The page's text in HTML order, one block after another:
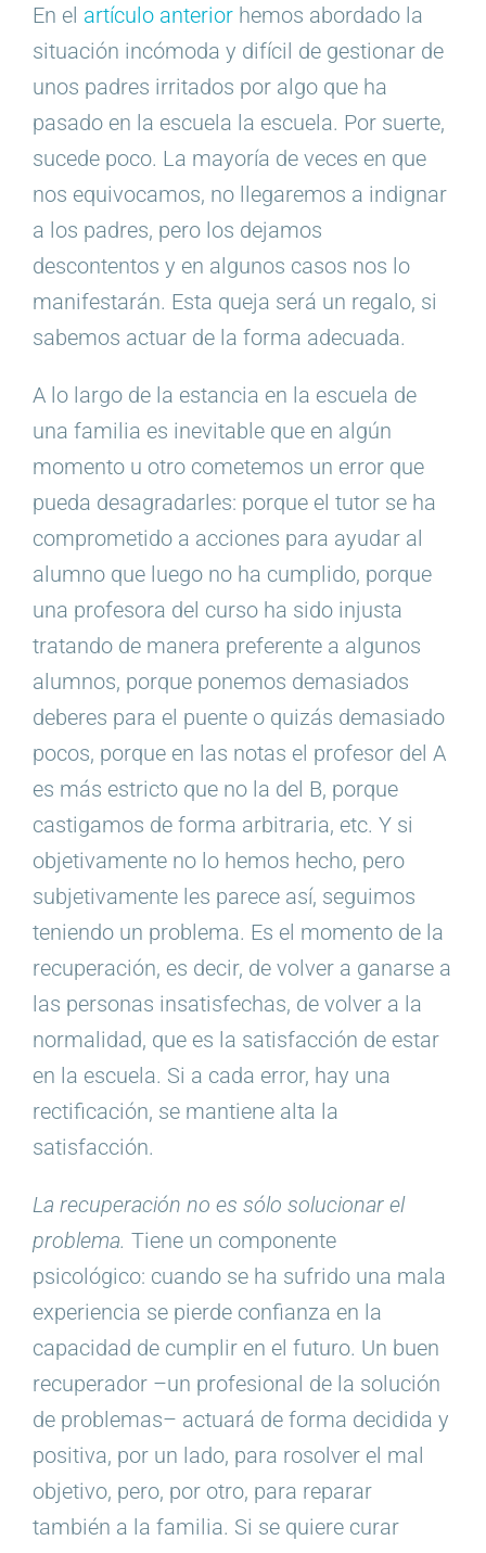
En el artículo anterior hemos abordado la
situación incómoda y difícil de gestionar de
unos padres irritados por algo que ha
pasado en la escuela la escuela. Por suerte,
sucede poco. La mayoría de veces en que
nos equivocamos, no llegaremos a indignar
a los padres, pero los dejamos
descontentos y en algunos casos nos lo
manifestarán. Esta queja será un regalo, si
sabemos actuar de la forma adecuada.
A lo largo de la estancia en la escuela de
una familia es inevitable que en algún
momento u otro cometemos un error que
pueda desagradarles: porque el tutor se ha
comprometido a acciones para ayudar al
alumno que luego no ha cumplido, porque
una profesora del curso ha sido injusta
tratando de manera preferente a algunos
alumnos, porque ponemos demasiados
deberes para el puente o quizás demasiado
pocos, porque en las notas el profesor del A
es más estricto que no la del B, porque
castigamos de forma arbitraria, etc. Y si
objetivamente no lo hemos hecho, pero
subjetivamente les parece así, seguimos
teniendo un problema. Es el momento de la
recuperación, es decir, de volver a ganarse a
las personas insatisfechas, de volver a la
normalidad, que es la satisfacción de estar
en la escuela. Si a cada error, hay una
rectificación, se mantiene alta la
satisfacción.
La recuperación no es sólo solucionar el
problema. Tiene un componente
psicológico: cuando se ha sufrido una mala
experiencia se pierde confianza en la
capacidad de cumplir en el futuro. Un buen
recuperador –un profesional de la solución
de problemas– actuará de forma decidida y
positiva, por un lado, para rosolver el mal
objetivo, pero, por otro, para reparar
también a la familia. Si se quiere curar